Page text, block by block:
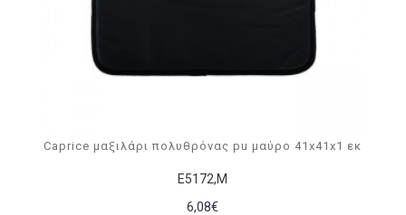
Ε5172,Μ
Caprice μαξιλάρι πολυθρόνας pu μαύρο 41x41x1 εκ
6,08€